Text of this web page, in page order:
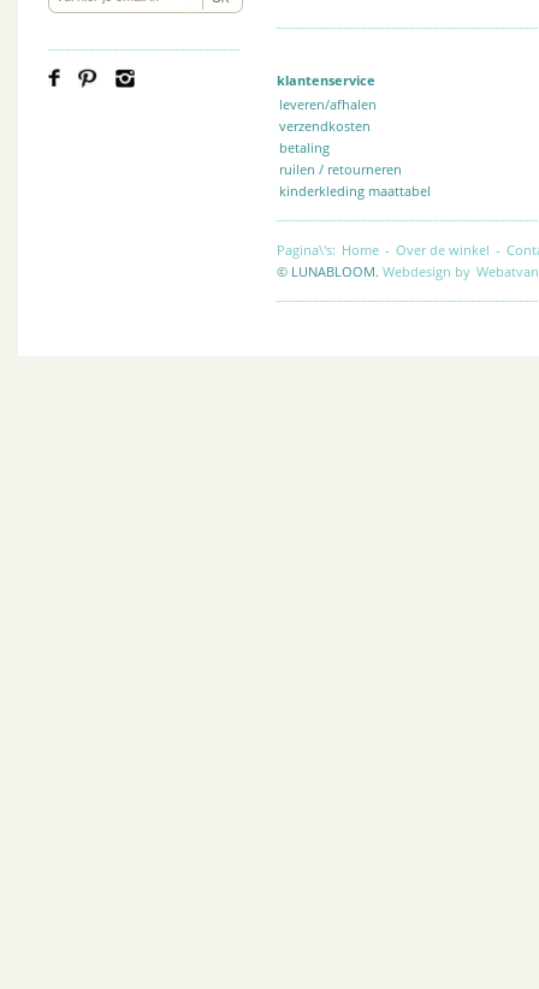
klantenservice
leveren/afhalen
verzendkosten
betaling
ruilen / retourneren
kinderkleding maattabel
Pagina\'s: Home - Over de winkel -
© LUNABLOOM. Webdesign by